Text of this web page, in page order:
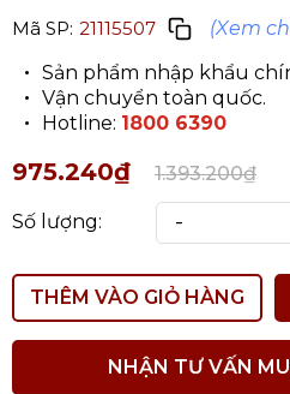
Mã SP: 21115507
(Xem
Sản phẩm nhập khẩu
Vận chuyển toàn quốc.
Hotline: 1800 6390
975.240₫ 1.393.200₫
Số lượng: -
THÊM VÀO GIỎ HÀNG
NHẬN TƯ VẤN